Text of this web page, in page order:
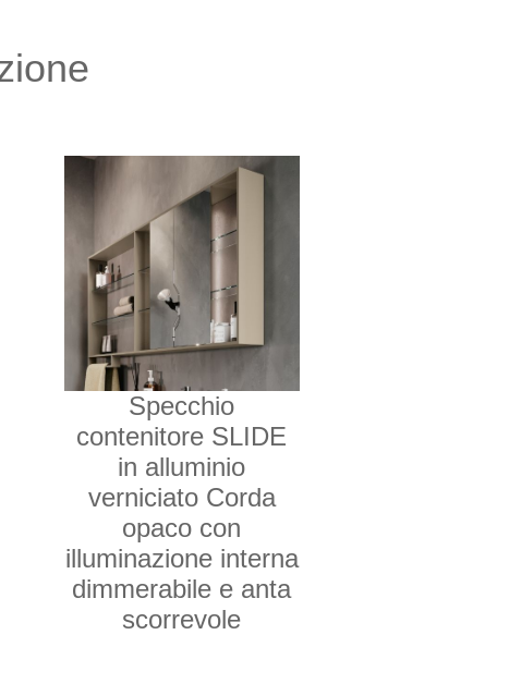
Specchio
contenitore SLIDE
in alluminio
verniciato Corda
opaco con
illuminazione interna
dimmerabile e anta
scorrevole